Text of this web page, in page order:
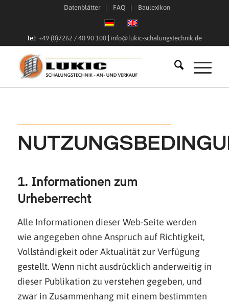
Datenblätter FAQ Baulexikon
Tel: +49 (0)7262 / 40 90 100 info@lukic-schalungstechnik.de
1. Informationen zum
Urheberrecht
Alle Informationen dieser Web-Seite werden
wie angegeben ohne Anspruch auf Richtigkeit,
Vollständigkeit oder Aktualität zur Verfügung
gestellt. Wenn nicht ausdrücklich anderweitig in
dieser Publikation zu verstehen gegeben, und
zwar in Zusammenhang mit einem bestimmten